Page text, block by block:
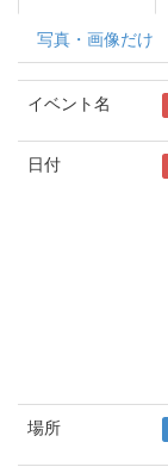
写真・画像だけ
イベント名
日付
場所